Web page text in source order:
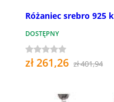
Różaniec srebro 925
DOSTĘPNY
zł 261,26 zł 401,94